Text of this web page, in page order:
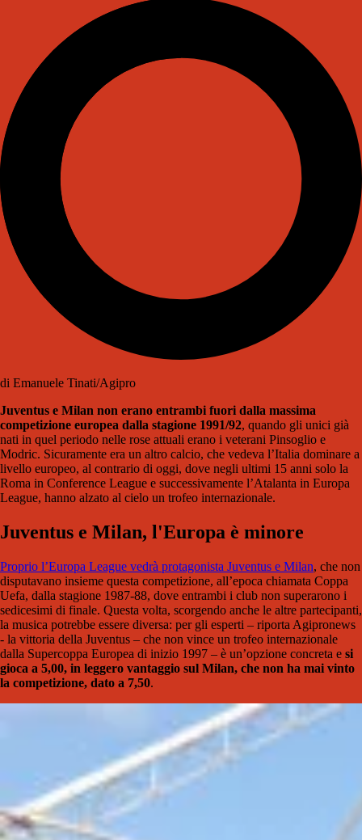
di Emanuele Tinati/Agipro
Juventus e Milan non erano entrambi fuori dalla massima
competizione europea dalla stagione 1991/92, quando gli unici già
nati in quel periodo nelle rose attuali erano i veterani Pinsoglio e
Modric. Sicuramente era un altro calcio, che vedeva l’Italia dominare a
livello europeo, al contrario di oggi, dove negli ultimi 15 anni solo la
Roma in Conference League e successivamente l’Atalanta in Europa
League, hanno alzato al cielo un trofeo internazionale.
Juventus e Milan, l'Europa è minore
Proprio l’Europa League vedrà protagonista Juventus e Milan, che non
disputavano insieme questa competizione, all’epoca chiamata Coppa
Uefa, dalla stagione 1987-88, dove entrambi i club non superarono i
sedicesimi di finale. Questa volta, scorgendo anche le altre partecipanti,
la musica potrebbe essere diversa: per gli esperti – riporta Agipronews
- la vittoria della Juventus – che non vince un trofeo internazionale
dalla Supercoppa Europea di inizio 1997 – è un’opzione concreta e si
gioca a 5,00, in leggero vantaggio sul Milan, che non ha mai vinto
la competizione, dato a 7,50.